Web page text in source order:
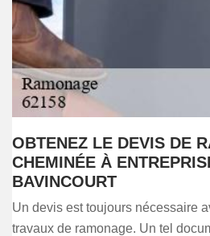
OBTENEZ LE DEVIS DE
CHEMINÉE À
BAVINCOURT
Un devis est toujours nécessaire
travaux de ramonage. Un tel